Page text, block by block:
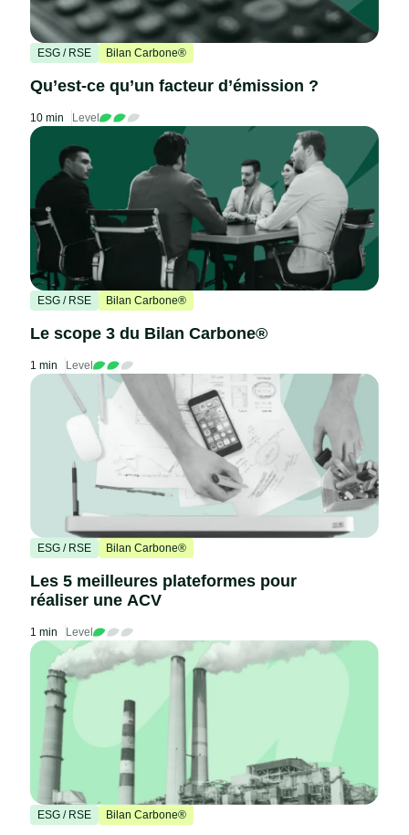
ESG / RSE Bilan Carbone®
Qu’est-ce qu’un facteur d’émission ?
10 min Level
ESG / RSE Bilan Carbone®
Le scope 3 du Bilan Carbone®
1 min Level
ESG / RSE Bilan Carbone®
Les 5 meilleures plateformes pour
réaliser une ACV
1 min Level
ESG / RSE Bilan Carbone®